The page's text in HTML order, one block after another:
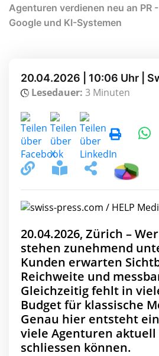
Agenturen verdienen neu an PR
Google und KI-Systemen
20.04.2026 | 10:06 Uhr |
Lesedauer: 3 Minuten
20.04.2026, Zürich –
stehen zunehmend
Kunden erwarten
Reichweite und
Gleichzeitig fehlt in
Budget für klassische
Genau hier entsteht
viele Agenturen
schliessen können.